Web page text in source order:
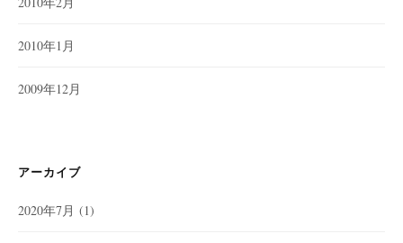
2010年1月
2009年12月
アーカイブ
2020年7月 (1)